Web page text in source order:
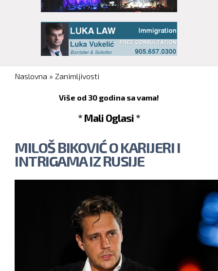
You are here
Naslovna » Zanimljivosti
Više od 30 godina sa vama!
* Mali Oglasi *
MILOŠ BIKOVIĆ O KARIJERI I
INTRIGAMA IZ RUSIJE